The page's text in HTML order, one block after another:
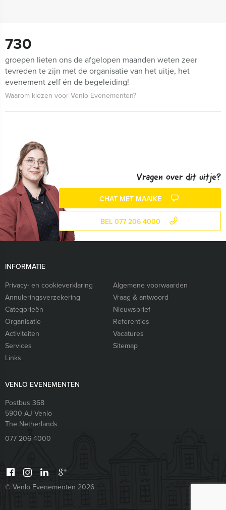
730
groepen lieten ons de afgelopen maanden weten zeer
tevreden te zijn met de organisatie van het uitje, het
evenement zelf én de begeleiding!
Waarom kiezen voor Venlo Evenementen?
Vragen over dit uitje?
CHAT MET MAAIKE
BEL 077 206 4000
INFORMATIE
Privacy- en cookieverklaring
Algemene voorwaarden
Annuleringsverzekering
Vraag & antwoord
Categorieën
Nieuwsbrief
Organisatie
Referenties
Activiteiten
Vacatures
Services
Sitemap
Links
VENLO EVENEMENTEN
Postbus 368
5900 AJ Venlo
The Netherlands
077 206 4000
© Venlo Evenementen 2026